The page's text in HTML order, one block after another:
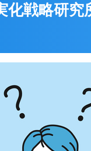
化戦略研